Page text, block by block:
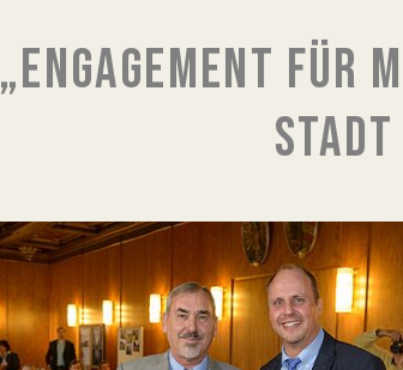
„ENGAGEMENT FÜR